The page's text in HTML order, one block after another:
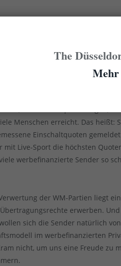
bestrebt, ihren Zielgruppen
zu verkaufen, um so
Da sie untereinander
immer wieder neue Produkte
im Print- und im Outdoor-Bereich
TV-Werbung.
die ihre TV-Spots bringen,
Menschen erreicht. Das heißt:
Einschaltquoten
mit Live-Sport die höchsten
werbefinanzierte Sender so
der WM-Partien liegt
erwerben.
sich die Sender natürlich
im werbefinanzierten
nicht, um uns eine Freude zu
The